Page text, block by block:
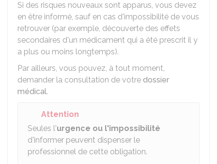
Si des risques nouveaux sont apparus, vous devez
en être informé, sauf en cas d'impossibilité de vous
retrouver (par exemple, découverte des effets
secondaires d'un médicament qui a été prescrit il y
a plus ou moins longtemps).
Par ailleurs, vous pouvez, à tout moment,
demander la consultation de votre dossier
médical.
Attention
Seules l'urgence ou l'impossibilité
d'informer peuvent dispenser le
professionnel de cette obligation.